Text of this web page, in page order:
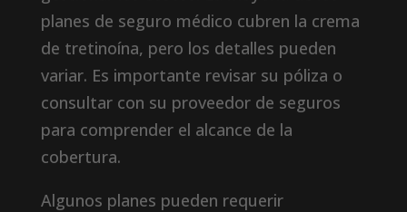
planes de seguro médico cubren la crema
de tretinoína, pero los detalles pueden
variar. Es importante revisar su póliza o
consultar con su proveedor de seguros
para comprender el alcance de la
cobertura.
Algunos planes pueden requerir